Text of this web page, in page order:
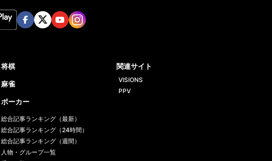
将棋
麻雀
ポーカー
総合記事ランキング（最新）
総合記事ランキング（24時間）
総合記事ランキング（週間）
人物・グループ一覧
関連サイト
VISIONS
PPV